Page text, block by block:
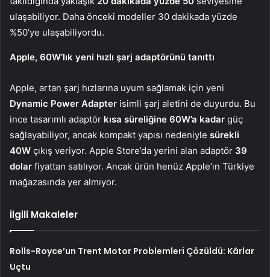
ulaşabiliyor. Daha önceki modeller 30 dakikada yüzde
%50’ye ulaşabiliyordu.
Apple, 60W’lık yeni hızlı şarj adaptörünü tanıttı
Apple, artan şarj hızlarına uyum sağlamak için yeni
Dynamic Power Adapter isimli şarj aletini de duyurdu. Bu
ince tasarımlı adaptör kısa süreliğine 60W’a kadar güç
sağlayabiliyor, ancak kompakt yapısı nedeniyle sürekli
40W çıkış veriyor. Apple Store’da yerini alan adaptör 39
dolar fiyattan satılıyor. Ancak ürün henüz Apple’ın Türkiye
mağazasında yer almıyor.
İlgili Makaleler
Rolls-Royce’un Trent Motor Problemleri Çözüldü: Kârlar
Uçtu